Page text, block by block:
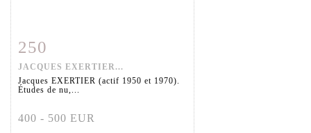
Fiche détaillée
250
JACQUES EXERTIER...
Jacques EXERTIER (actif 1950 et 1970).
Études de nu,...
400 - 500 EUR